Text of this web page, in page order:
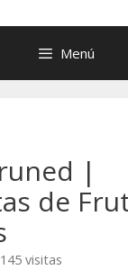
Menú
|
de
visitas